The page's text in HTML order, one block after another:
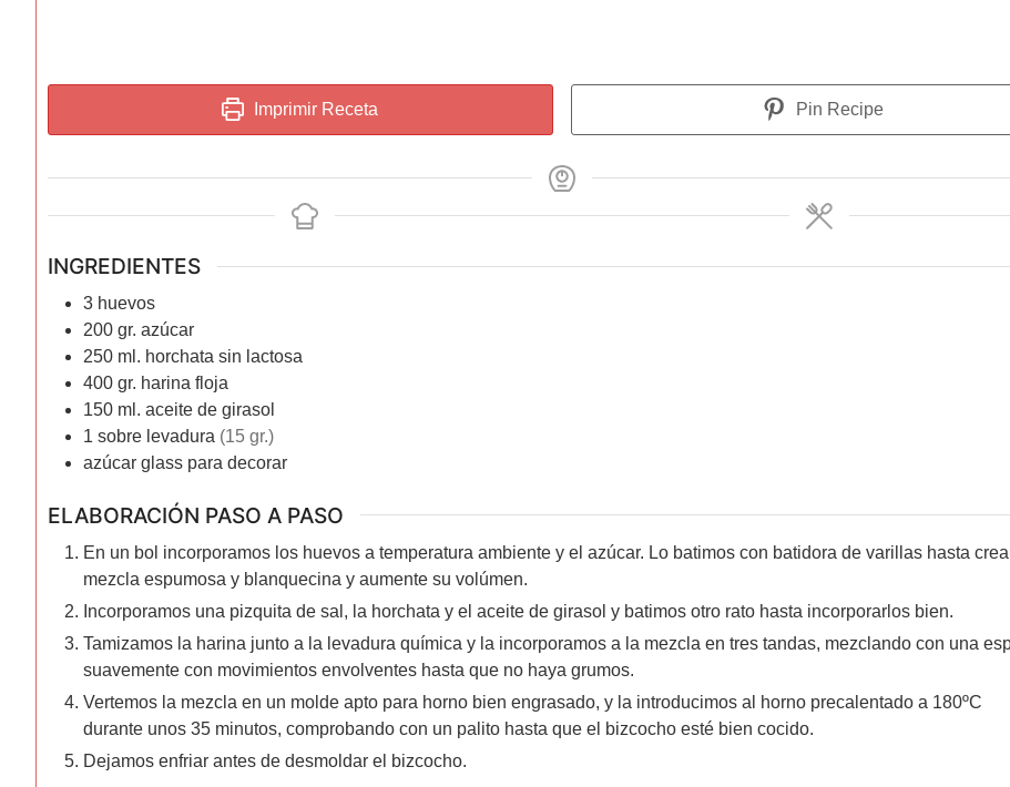
Imprimir Receta Pin Recipe
INGREDIENTES
3 huevos
200 gr. azúcar
250 ml. horchata sin lactosa
400 gr. harina floja
150 ml. aceite de girasol
1 sobre levadura (15 gr.)
azúcar glass para decorar
ELABORACIÓN PASO A PASO
En un bol incorporamos los huevos a temperatura ambiente y el azúcar. Lo batimos con batidora de varillas hasta
mezcla espumosa y blanquecina y aumente su volúmen.
Incorporamos una pizquita de sal, la horchata y el aceite de girasol y batimos otro rato hasta incorporarlos bien.
Tamizamos la harina junto a la levadura química y la incorporamos a la mezcla en tres tandas, mezclando con una
suavemente con movimientos envolventes hasta que no haya grumos.
Vertemos la mezcla en un molde apto para horno bien engrasado, y la introducimos al horno precalentado a 180ºC
durante unos 35 minutos, comprobando con un palito hasta que el bizcocho esté bien cocido.
Dejamos enfriar antes de desmoldar el bizcocho.